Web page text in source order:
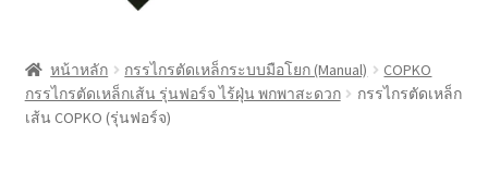
Cart
หน้าหลัก กรรไกรตัดเหล็กระบบมือโยก (Manual)
COPKO
กรรไกรตัดเหล็กเส้น รุ่นฟอร์จ ไร้ฝุ่น พกพาสะดวก
กรรไกรตัดเหล็ก
เส้น COPKO (รุ่นฟอร์จ)